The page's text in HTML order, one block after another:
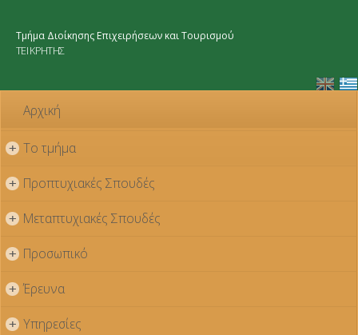
κυρίως
Τμήμα Διοίκησης Επιχειρήσεων και Τουρισμού
ΤΕΙ ΚΡΗΤΗΣ
Αρχική
+ Το τμήμα
+ Προπτυχιακές Σπουδές
+ Μεταπτυχιακές Σπουδές
+ Προσωπικό
+ Έρευνα
+ Υπηρεσίες